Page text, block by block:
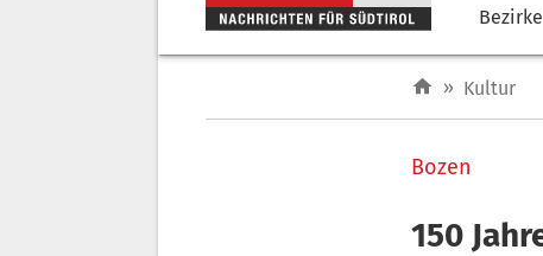
Bezirke
» Kultur
Bozen
150